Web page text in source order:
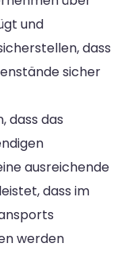
und
dass
sicher
dass das
ausreichende
dass im
werden